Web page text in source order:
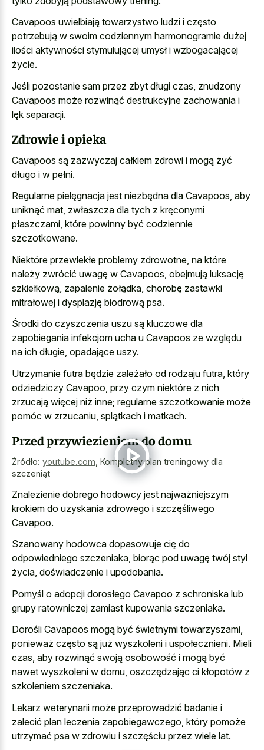
Cavapoos uwielbiają towarzystwo ludzi i często
potrzebują w swoim codziennym harmonogramie dużej
ilości aktywności stymulującej umysł i wzbogacającej
życie.
Jeśli pozostanie sam przez zbyt długi czas, znudzony
Cavapoos może rozwinąć destrukcyjne zachowania i
lęk separacji.
Zdrowie i opieka
Cavapoos są zazwyczaj całkiem zdrowi i mogą żyć
długo i w pełni.
Regularne pielęgnacja jest niezbędna dla Cavapoos, aby
uniknąć mat, zwłaszcza dla tych z kręconymi
płaszczami, które powinny być codziennie
szczotkowane.
Niektóre przewlekłe problemy zdrowotne, na które
należy zwrócić uwagę w Cavapoos, obejmują luksację
szkiełkową, zapalenie żołądka, chorobę zastawki
mitrałowej i dysplazję biodrową psa.
Środki do czyszczenia uszu są kluczowe dla
zapobiegania infekcjom ucha u Cavapoos ze względu
na ich długie, opadające uszy.
Utrzymanie futra będzie zależało od rodzaju futra, który
odziedziczy Cavapoo, przy czym niektóre z nich
zrzucają więcej niż inne; regularne szczotkowanie może
pomóc w zrzucaniu, splątkach i matkach.
Przed przywiezieniem do domu
Źródło: youtube.com Kompletny plan treningowy dla
szczeniąt
Znalezienie dobrego hodowcy jest najważniejszym
krokiem do uzyskania zdrowego i szczęśliwego
Cavapoo.
Szanowany hodowca dopasowuje cię do
odpowiedniego szczeniaka, biorąc pod uwagę twój styl
życia, doświadczenie i upodobania.
Pomyśl o adopcji dorosłego Cavapoo z schroniska lub
grupy ratowniczej zamiast kupowania szczeniaka.
Dorośli Cavapoos mogą być świetnymi towarzyszami,
ponieważ często są już wyszkoleni i uspołecznieni. Mieli
czas, aby rozwinąć swoją osobowość i mogą być
nawet wyszkoleni w domu, oszczędzając ci kłopotów z
szkoleniem szczeniaka.
Lekarz weterynarii może przeprowadzić badanie i
zalecić plan leczenia zapobiegawczego, który pomoże
utrzymać psa w zdrowiu i szczęściu przez wiele lat.